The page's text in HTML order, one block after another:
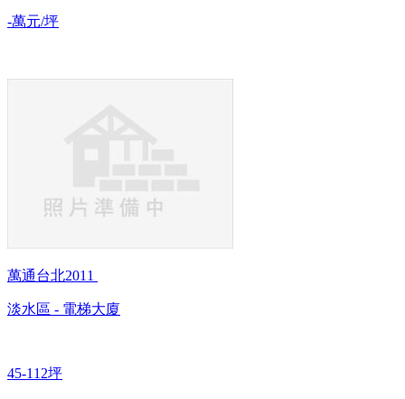
-萬元/坪
萬通台北2011
淡水區 - 電梯大廈
45-112坪